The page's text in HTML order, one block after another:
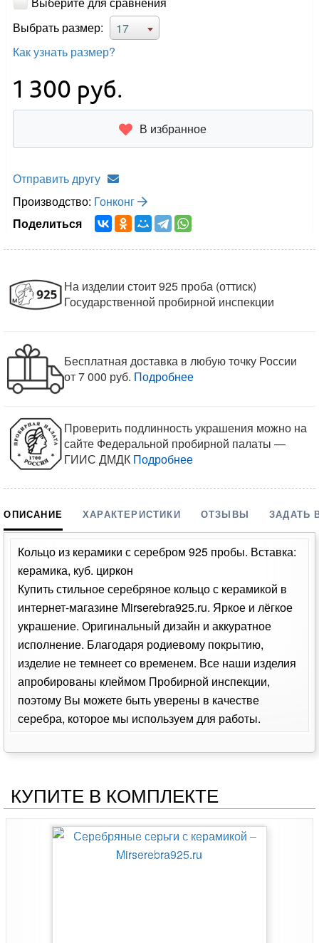
Выбрать размер:
17
Как узнать размер?
1 300 руб.
В избранное
Отправить другу
Производство: Гонконг
Поделиться
На изделии стоит 925 проба (оттиск)
Государственной пробирной инспекции
Бесплатная доставка в любую точку России
от 7 000 руб. Подробнее
Проверить подлинность украшения можно на
сайте Федеральной пробирной палаты —
ГИИС ДМДК Подробнее
ОПИСАНИЕ ХАРАКТЕРИСТИКИ ОТЗЫВЫ ЗАДАТЬ
Кольцо из керамики с серебром 925 пробы. Вставка:
керамика, куб. циркон
Купить стильное серебряное кольцо с керамикой в
интернет-магазине Mirserebra925.ru. Яркое и лёгкое
украшение. Оригинальный дизайн и аккуратное
исполнение. Благодаря родиевому покрытию,
изделие не темнеет со временем. Все наши изделия
апробированы клеймом Пробирной инспекции,
поэтому Вы можете быть уверены в качестве
серебра, которое мы используем для работы.
КУПИТЕ В КОМПЛЕКТЕ